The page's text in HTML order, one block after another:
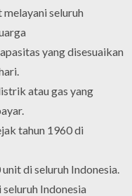
melayani seluruh
yang disesuaikan
atau gas yang
tahun 1960 di
di seluruh Indonesia.
Indonesia